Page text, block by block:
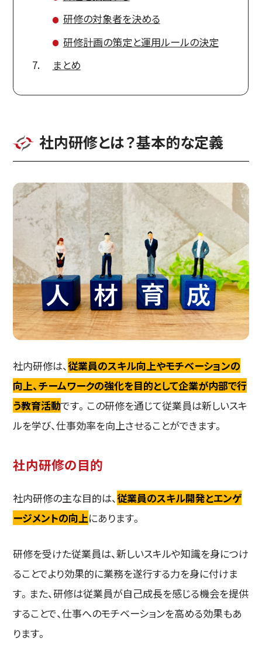
研修の対象者を決める
研修計画の策定と運用ルールの決定
まとめ
社内研修とは？基本的な定義
社内研修は、従業員のスキル向上やモチベーションの
向上、チームワークの強化を目的として企業が内部で行
う教育活動です。この研修を通じて従業員は新しいスキ
ルを学び、仕事効率を向上させることができます。
社内研修の目的
社内研修の主な目的は、従業員のスキル開発とエンゲ
ージメントの向上にあります。
研修を受けた従業員は、新しいスキルや知識を身につけ
ることでより効果的に業務を遂行する力を身に付けま
す。また、研修は従業員が自己成長を感じる機会を提供
することで、仕事へのモチベーションを高める効果もあ
ります。